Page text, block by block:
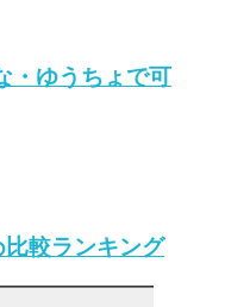
・ゆうちょで可
較ランキング